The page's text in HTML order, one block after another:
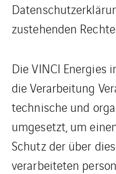
zustehenden
Die VINCI Energies
die Verarbeitung
technische und
umgesetzt, um
Schutz der über
verarbeiteten